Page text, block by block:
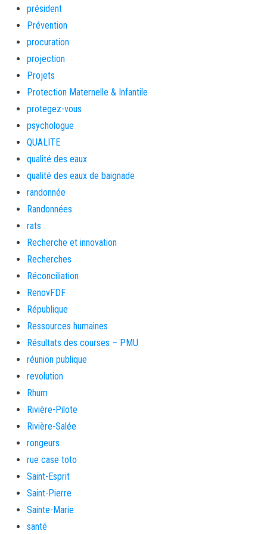
président
Prévention
procuration
projection
Projets
Protection Maternelle & Infantile
protegez-vous
psychologue
QUALITE
qualité des eaux
qualité des eaux de baignade
randonnée
Randonnées
rats
Recherche et innovation
Recherches
Réconciliation
RenovFDF
République
Ressources humaines
Résultats des courses – PMU
réunion publique
revolution
Rhum
Rivière-Pilote
Rivière-Salée
rongeurs
rue case toto
Saint-Esprit
Saint-Pierre
Sainte-Marie
santé